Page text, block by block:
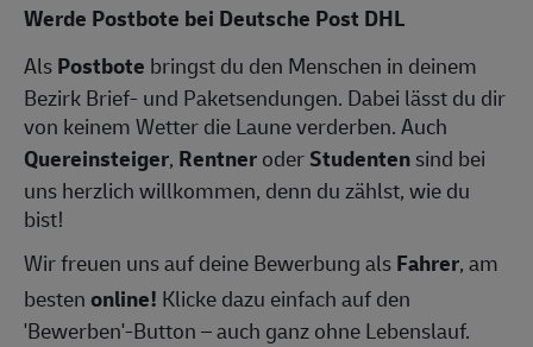
Werde Postbote bei Deutsche Post DHL
AlsPostbote bringst du den Menschen in deinem
Bezirk Brief- und Paketsendungen. Dabei lässt du dir
von keinem Wetter die Laune verderben. Auch
Quereinsteiger, RentneroderStudentensind bei
uns herzlich willkommen, denn du zählst, wie du
bist!
Wir freuen uns auf deine Bewerbung alsFahrer, am
bestenonline! Klicke dazu einfach auf den
'Bewerben'-Button – auch ganz ohne Lebenslauf.